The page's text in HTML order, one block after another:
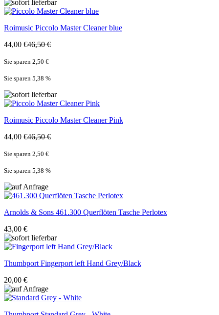
Roimusic Piccolo Master Cleaner blue
44,00 €46,50 €
Sie sparen 2,50 €
Sie sparen 5,38 %
Roimusic Piccolo Master Cleaner Pink
44,00 €46,50 €
Sie sparen 2,50 €
Sie sparen 5,38 %
Arnolds & Sons 461.300 Querflöten Tasche Perlotex
43,00 €
ThumbportFingerport left Hand Grey/Black
20,00 €